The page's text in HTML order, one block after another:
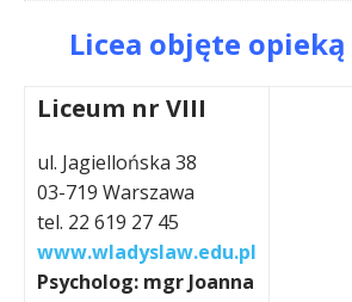
Licea objęte
Liceum nr VIII
ul. Jagiellońska 38
03-719 Warszawa
tel. 22 619 27 45
www.wladyslaw.edu.pl
Psycholog: mgr Joanna